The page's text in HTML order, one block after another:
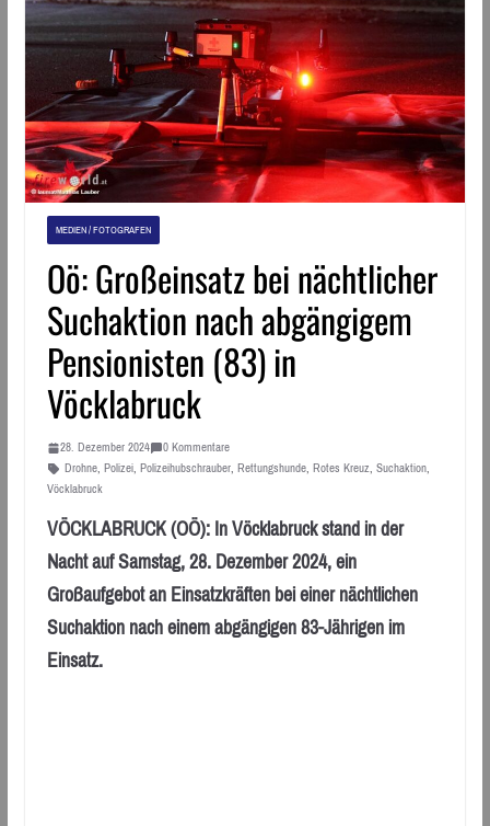
MEDIEN / FOTOGRAFEN
Oö: Großeinsatz bei nächtlicher
Suchaktion nach abgängigem
Pensionisten (83) in
Vöcklabruck
28. Dezember 2024
0 Kommentare
Drohne, Polizei, Polizeihubschrauber, Rettungshunde, Rotes Kreuz, Suchaktion,
Vöcklabruck
VÖCKLABRUCK (OÖ): In Vöcklabruck stand in der
Nacht auf Samstag, 28. Dezember 2024, ein
Großaufgebot an Einsatzkräften bei einer nächtlichen
Suchaktion nach einem abgängigen 83-Jährigen im
Einsatz.